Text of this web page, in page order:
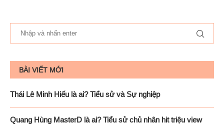
BÀI VIẾT MỚI
Thái Lê Minh Hiếu là ai? Tiểu sử và Sự nghiệp
Quang Hùng MasterD là ai? Tiểu sử chủ nhân hit triệu view